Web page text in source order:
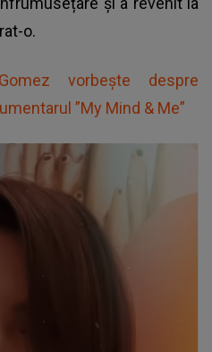
o.
vorbește despre
”My Mind & Me”